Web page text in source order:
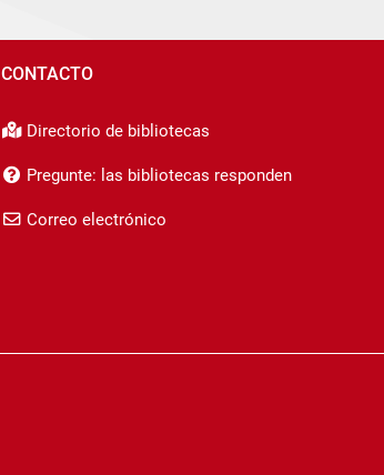
CONTACTO
Directorio de bibliotecas
Pregunte: las bibliotecas responden
Correo electrónico